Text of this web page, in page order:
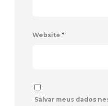
Website *
Salvar meus dados